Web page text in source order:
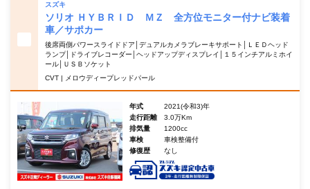
スズキ
ソリオ ＨＹＢＲＩＤ ＭＺ 全方位モニター付ナビ装着
車／サポカー
後席両側パワースライドドア│デュアルカメラブレーキサポート│ＬＥＤヘッド
ランプ│ドライブレコーダー│ヘッドアップディスプレイ│１５インチアルミホイ
ール│ＵＳＢソケット
CVT | メロウディープレッドパール
年式
2021(令和3)年
走行距離
3.0万Km
排気量
1200cc
車検
車検整備付
修復歴
なし